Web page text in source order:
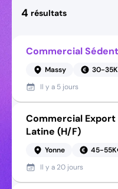
4 résultats
Commercial
Massy
30-
Il y a 5 jours
Commercial
Latine (H/F)
Yonne
45-
Il y a 20 jours